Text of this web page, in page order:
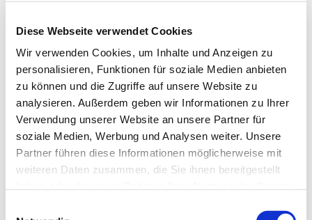
Diese Webseite verwendet Cookies
Wir verwenden Cookies, um Inhalte und Anzeigen zu
personalisieren, Funktionen für soziale Medien anbieten
zu können und die Zugriffe auf unsere Website zu
analysieren. Außerdem geben wir Informationen zu Ihrer
Verwendung unserer Website an unsere Partner für
soziale Medien, Werbung und Analysen weiter. Unsere
Partner führen diese Informationen möglicherweise mit
weiteren Daten zusammen, die Sie ihnen bereitgestellt